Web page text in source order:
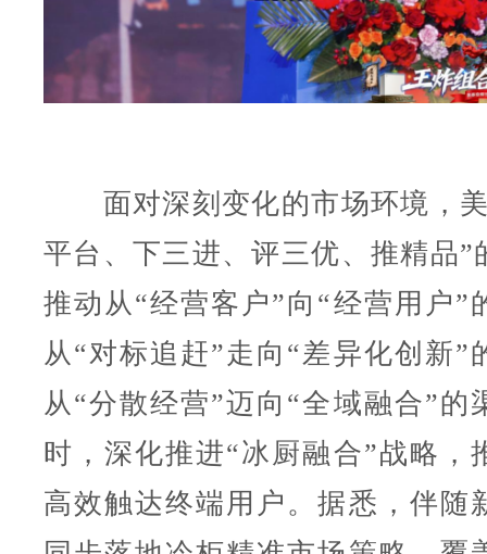
面对深刻变化的市场环境，美
平台、下三进、评三优、推精品”
推动从“经营客户”向“经营用户”
从“对标追赶”走向“差异化创新”
从“分散经营”迈向“全域融合”的
时，深化推进“冰厨融合”战略，
高效触达终端用户。据悉，伴随